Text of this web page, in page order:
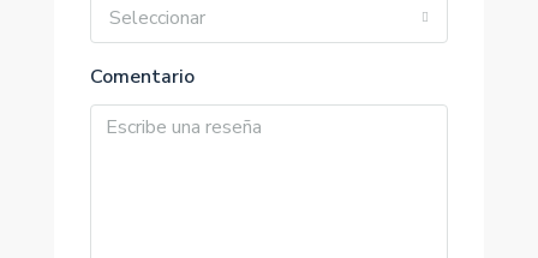
Seleccionar
Comentario